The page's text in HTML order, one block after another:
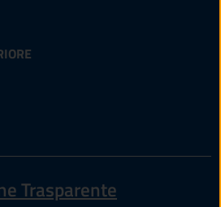
Trasparente